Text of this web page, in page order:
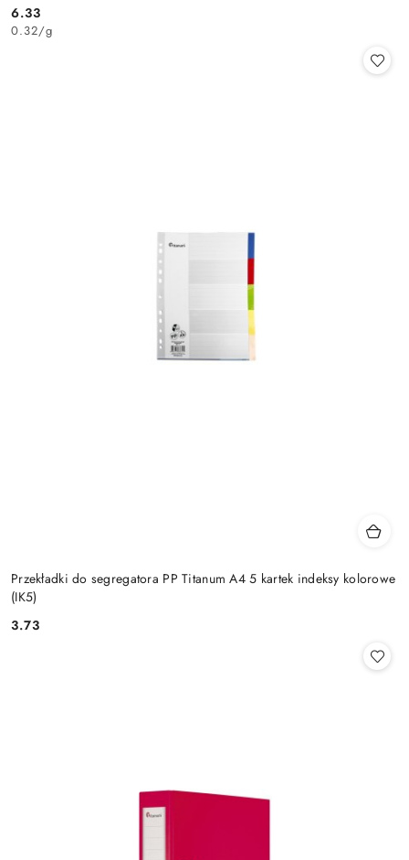
Cena:
6.33
0.32/g
Przekładki do segregatora PP Titanum A4 5 kartek indeksy kolorowe
(IK5)
Cena:
3.73